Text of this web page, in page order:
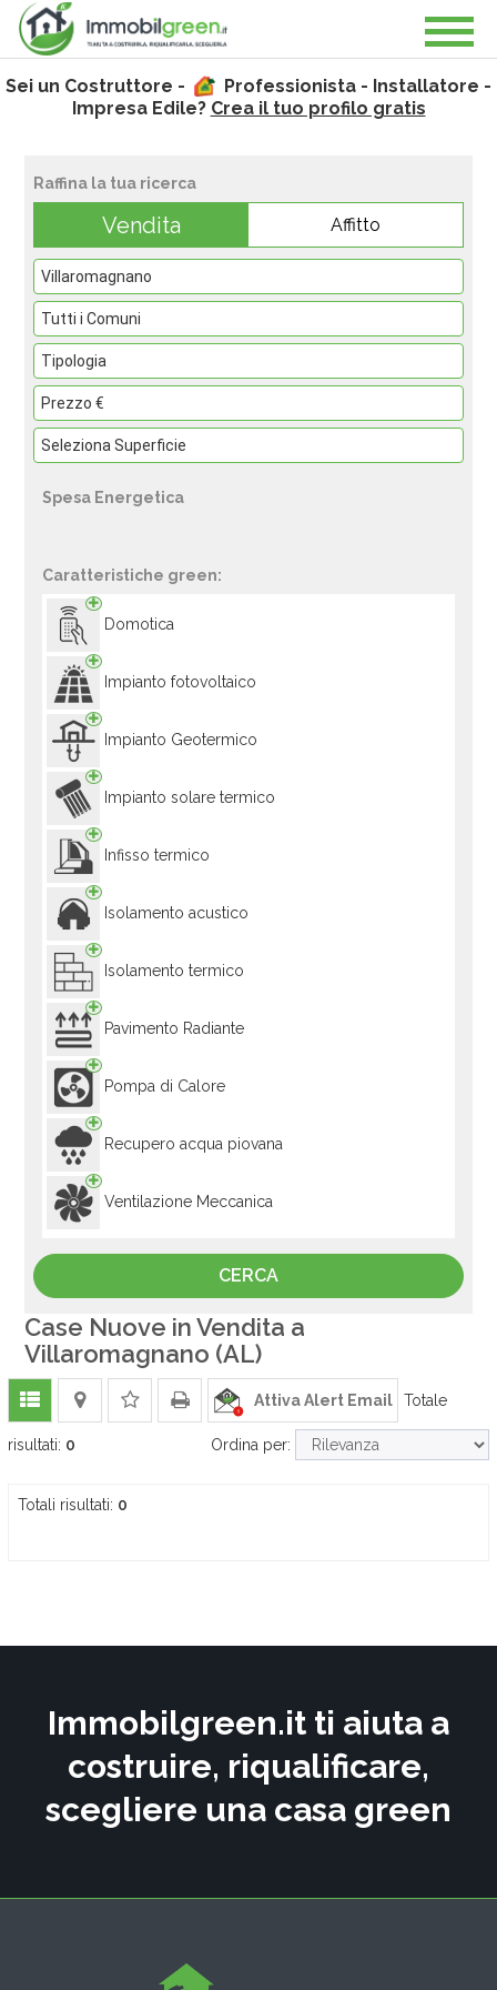
Sei un Costruttore -
Professionista - Installatore -
Impresa Edile? Crea il tuo profilo gratis
Raffina la tua ricerca
Vendita Affitto
Spesa Energetica
Caratteristiche green:
Domotica
Impianto fotovoltaico
Impianto Geotermico
Impianto solare termico
Infisso termico
Isolamento acustico
Isolamento termico
Pavimento Radiante
Pompa di Calore
Recupero acqua piovana
Ventilazione Meccanica
Case Nuove in Vendita a
Villaromagnano (AL)
Attiva Alert Email Totale
risultati: 0 Ordina per:
Totali risultati: 0
Immobilgreen.it ti aiuta a
costruire, riqualificare,
scegliere una casa green